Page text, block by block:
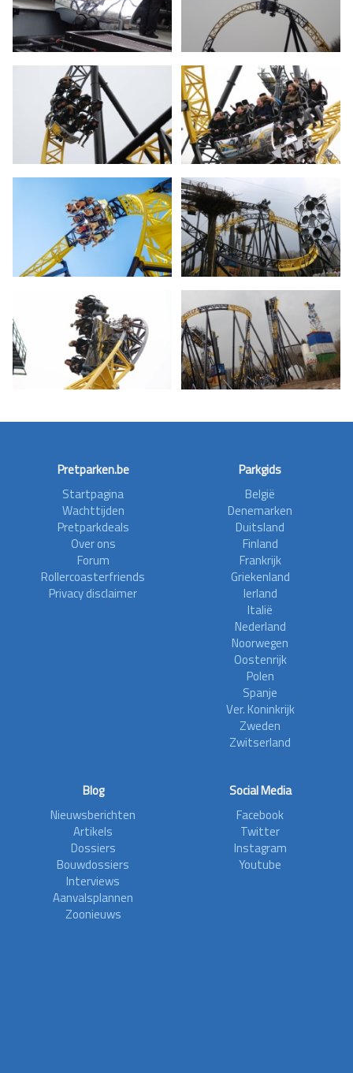
Pretparken.be
Startpagina
Wachttijden
Pretparkdeals
Over ons
Forum
Rollercoasterfriends
Privacy disclaimer
Parkgids
België
Denemarken
Duitsland
Finland
Frankrijk
Griekenland
Ierland
Italië
Nederland
Noorwegen
Oostenrijk
Polen
Spanje
Ver. Koninkrijk
Zweden
Zwitserland
Blog
Nieuwsberichten
Artikels
Dossiers
Bouwdossiers
Interviews
Aanvalsplannen
Zoonieuws
Social Media
Facebook
Twitter
Instagram
Youtube